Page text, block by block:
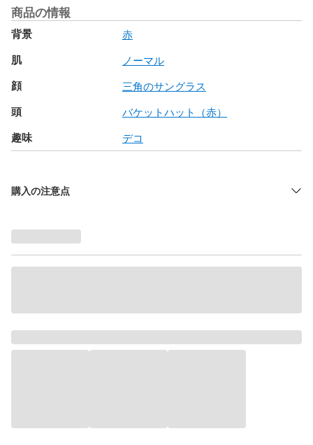
商品の情報
背景 赤
肌 ノーマル
顔 三角のサングラス
頭 バケットハット（赤）
趣味 デコ
購入の注意点